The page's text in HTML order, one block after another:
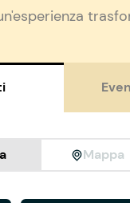
Mappa